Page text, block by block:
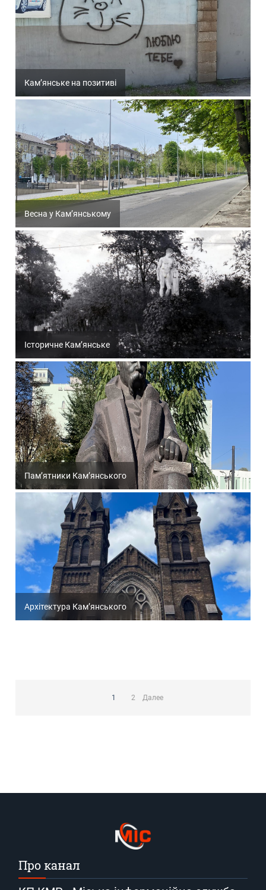
Кам’янське на позитиві
Весна у Кам’янському
Історичне Кам’янське
Пам’ятники Кам’янського
Архітектура Кам’янського
1 2 Далее
Про канал